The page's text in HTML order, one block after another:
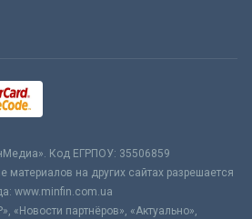
Код ЕГРПОУ: 35506859
материалов на других сайтах разрешается
www.minfin.com.ua
«Новости партнёров», «Актуально»,